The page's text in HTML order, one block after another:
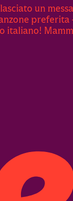
un
italiano!